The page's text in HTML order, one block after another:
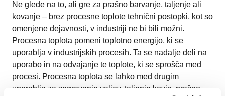
Ne glede na to, ali gre za prašno barvanje, taljenje ali
kovanje – brez procesne toplote tehnični postopki, kot so
omenjene dejavnosti, v industriji ne bi bili možni.
Procesna toplota pomeni toplotno energijo, ki se
uporablja v industrijskih procesih. Ta se nadalje deli na
uporabo in na odvajanje te toplote, ki se sprošča med
procesi. Procesna toplota se lahko med drugim
uporablja za segrevanje valjev, taljenje kovin, prašno